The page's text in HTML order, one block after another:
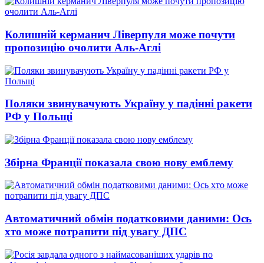
Колишній керманич Ліверпуля може почути
пропозицію очолити Аль-Аглі
Поляки звинувачують Україну у падінні ракети
РФ у Польщі
Збірна Франції показала свою нову емблему
Автоматичний обмін податковими даними: Ось
хто може потрапити під увагу ДПС